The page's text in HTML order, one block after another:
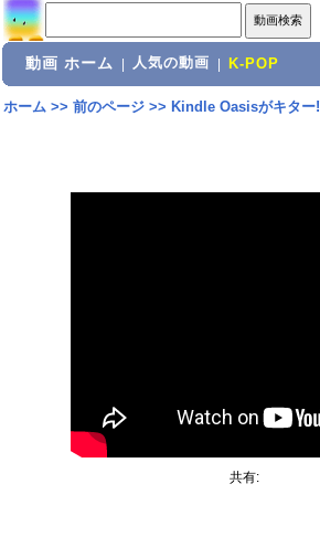
動画 ホーム 人気の動画 K-POP
ホーム>> 前のページ>> Kindle Oasisがキター!
共有: